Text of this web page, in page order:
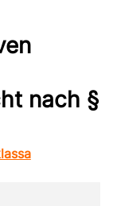
nach §